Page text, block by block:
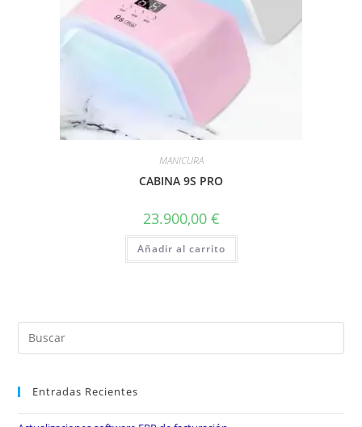
MANICURA
CABINA 9S PRO
23.900,00 €
Añadir al carrito
Entradas Recientes